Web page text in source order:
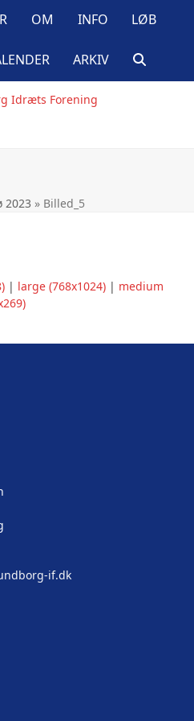
OM INFO LØB
ARKIV
2023 » Billed_5
| large (768x1024) | medium
if.dk